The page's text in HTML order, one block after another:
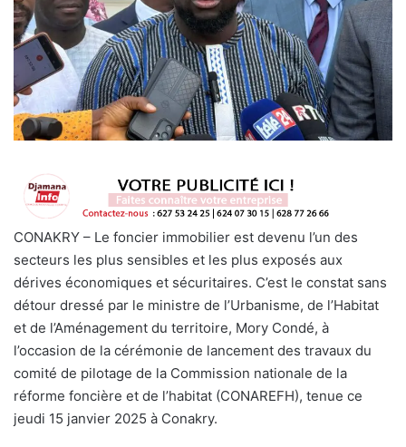
CONAKRY – Le foncier immobilier est devenu l’un des
secteurs les plus sensibles et les plus exposés aux
dérives économiques et sécuritaires. C’est le constat sans
détour dressé par le ministre de l’Urbanisme, de l’Habitat
et de l’Aménagement du territoire, Mory Condé, à
l’occasion de la cérémonie de lancement des travaux du
comité de pilotage de la Commission nationale de la
réforme foncière et de l’habitat (CONAREFH), tenue ce
jeudi 15 janvier 2025 à Conakry.